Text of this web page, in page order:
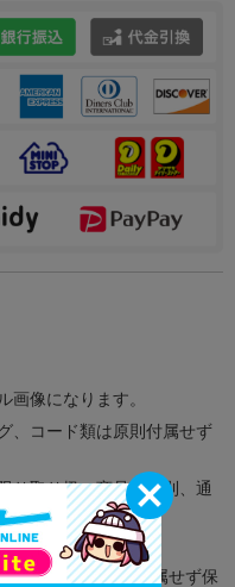
像になります。
、コード類は原則付属せず
り取り扱い商品は原則、通
ります。
モリーカードは付属せず保